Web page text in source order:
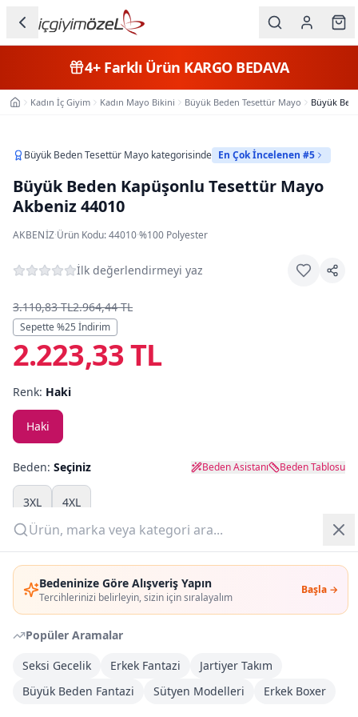
Bedeninize Göre Alışveriş Yapın
Tercihlerinizi belirleyin, sizin için sıralayalım
Başla →
Popüler Aramalar
Seksi Gecelik
Erkek Fantazi
Jartiyer Takım
Büyük Beden Fantazi
Sütyen Modelleri Erkek Boxer
Kategorileri
Erkek
Çocuk
Beden
Markalar
Plaj & Mayo
Yazlık Pijama
Kampanyalar
Yeni Gelenler
OUTLET
Giriş Yap
Üye Ol
4+Farklı Ürün KARGO BEDAVA
Ana SayfaKadın İç Giyim Kadın Mayo Bikini Büyük Beden Tesettür Mayo Büyük
Büyük Beden Tesettür Mayo kategorisinde En Çok İncelenen #5
Büyük Beden Kapüşonlu Tesettür Mayo
Akbeniz 44010
AKBENIZ·Ürün Kodu:44010·%100 Polyester
İlk değerlendirmeyi yaz
3.110,83 TL2.964,44 TL
Sepette %25 İndirim
2.223,33 TL
Renk: Haki
Haki
Beden: Seçiniz Beden Asistanı Beden Tablosu
3XL 4XL
Adet:
Sepete Ekle
DHL Kargoya Teslim